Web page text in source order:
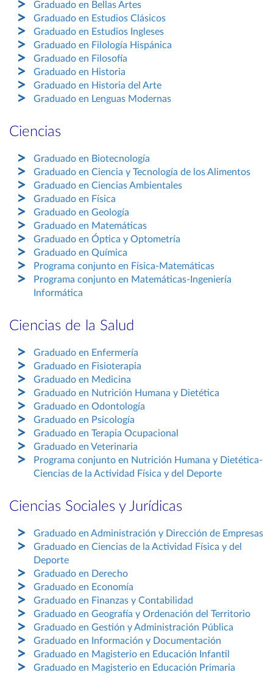
Graduado en Bellas Artes
Graduado en Estudios Clásicos
Graduado en Estudios Ingleses
Graduado en Filología Hispánica
Graduado en Filosofía
Graduado en Historia
Graduado en Historia del Arte
Graduado en Lenguas Modernas
Ciencias
Graduado en Biotecnología
Graduado en Ciencia y Tecnología de los Alimentos
Graduado en Ciencias Ambientales
Graduado en Física
Graduado en Geología
Graduado en Matemáticas
Graduado en Óptica y Optometría
Graduado en Química
Programa conjunto en Física-Matemáticas
Programa conjunto en Matemáticas-Ingeniería
Informática
Ciencias de la Salud
Graduado en Enfermería
Graduado en Fisioterapia
Graduado en Medicina
Graduado en Nutrición Humana y Dietética
Graduado en Odontología
Graduado en Psicología
Graduado en Terapia Ocupacional
Graduado en Veterinaria
Programa conjunto en Nutrición Humana y Dietética-
Ciencias de la Actividad Física y del Deporte
Ciencias Sociales y Jurídicas
Graduado en Administración y Dirección de Empresas
Graduado en Ciencias de la Actividad Física y del
Deporte
Graduado en Derecho
Graduado en Economía
Graduado en Finanzas y Contabilidad
Graduado en Geografía y Ordenación del Territorio
Graduado en Gestión y Administración Pública
Graduado en Información y Documentación
Graduado en Magisterio en Educación Infantil
Graduado en Magisterio en Educación Primaria